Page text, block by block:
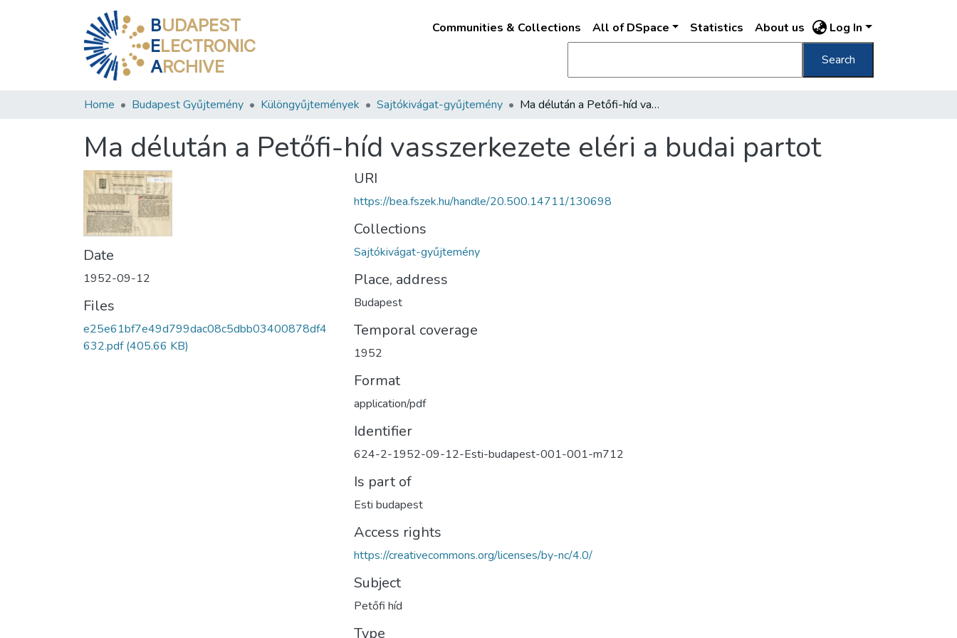
BUDAPEST
ELECTRONIC
ARCHIVE
Communities & Collections All of DSpace Statistics About us Log In
Search
Home Budapest Gyűjtemény Különgyűjtemények Sajtókivágat-gyűjtemény Ma délután a Petőfi-híd vasszerkezete eléri a budai partot
Ma délután a Petőfi-híd vasszerkezete eléri a budai partot
Date
1952-09-12
Files
e25e61bf7e49d799dac08c5dbb03400878df4
632.pdf(405.66 KB)
URI
https://bea.fszek.hu/handle/20.500.14711/130698
Collections
Sajtókivágat-gyűjtemény
Place, address
Budapest
Temporal coverage
1952
Format
application/pdf
Identifier
624-2-1952-09-12-Esti-budapest-001-001-m712
Is part of
Esti budapest
Access rights
https://creativecommons.org/licenses/by-nc/4.0/
Subject
Petőfi híd
Type